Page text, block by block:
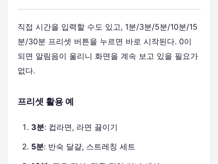
직접 시간을 입력할 수도 있고, 1분/3분/5분/10분/15
분/30분 프리셋 버튼을 누르면 바로 시작된다. 0이
되면 알림음이 울리니 화면을 계속 보고 있을 필요가
없다.
프리셋 활용 예
3분: 컵라면, 라면 끓이기
5분: 반숙 달걀, 스트레칭 세트